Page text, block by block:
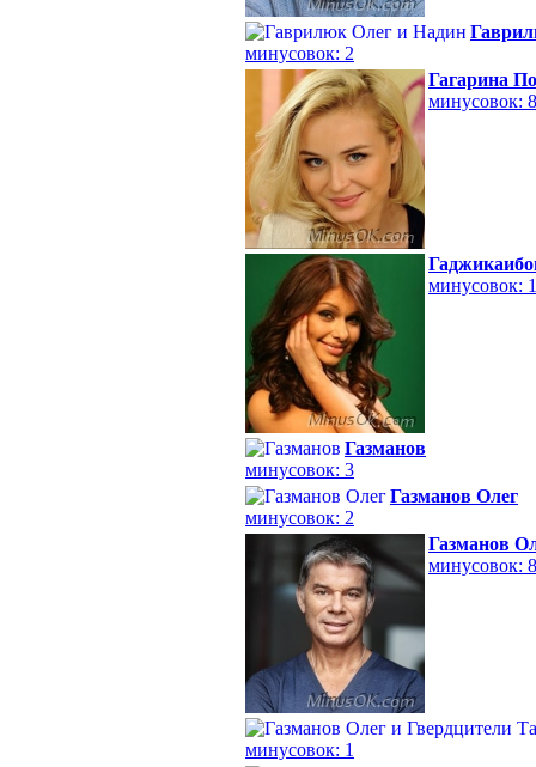
минусовок: 2
Гагарина
минусовок: 8
минусовок: 1
Газманов
минусовок: 3
Газманов Oлег
минусовок: 2
Газманов
минусовок:
минусовок: 1